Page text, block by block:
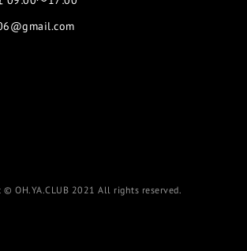
© OH.YA.CLUB 2021 All rights reserved.